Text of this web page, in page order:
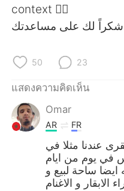
繁體中文
한국어
Indonesia
Türkçe
context 🙆‍♀️
شكراً لك على مساعدتك
50 23
แสดงความคิดเห็น
Omar
AR FR
عندنا مثلا في
في يوم من ايام
ايضا ساحة لبيع و